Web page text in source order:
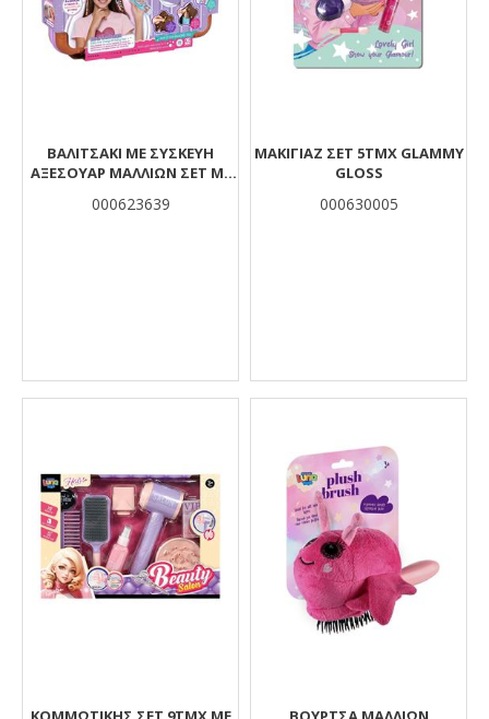
ΒΑΛΙΤΣΑΚΙ ΜΕ ΣΥΣΚΕΥΗ
ΑΞΕΣΟΥΑΡ ΜΑΛΛΙΩΝ ΣΕΤ ΜΕ
LUNA
000623639
ΜΑΚΙΓΙΆΖ ΣΕΤ 5ΤΜΧ GLAMMY
GLOSS
000630005